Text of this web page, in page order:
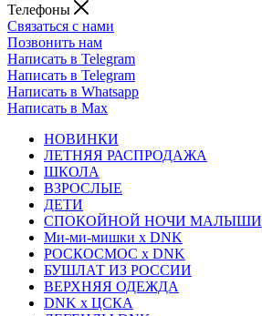
Телефоны
Связаться с нами
Позвонить нам
Написать в Telegram
Написать в Telegram
Написать в Whatsapp
Написать в Max
НОВИНКИ
ЛЕТНЯЯ РАСПРОДАЖА
ШКОЛА
ВЗРОСЛЫЕ
ДЕТИ
СПОКОЙНОЙ НОЧИ МАЛЫШИ
Ми-ми-мишки x DNK
РОСКОСМОС x DNK
БУШЛАТ ИЗ РОССИИ
ВЕРХНЯЯ ОДЕЖДА
DNK x ЦСКА